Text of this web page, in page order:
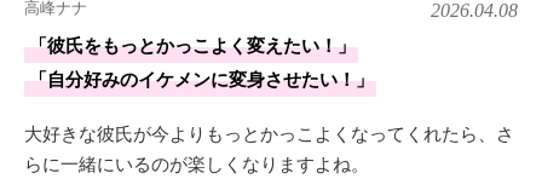
高峰ナナ 2026.04.08
「彼氏をもっとかっこよく変えたい！」
「自分好みのイケメンに変身させたい！」
大好きな彼氏が今よりもっとかっこよくなってくれたら、さ
らに一緒にいるのが楽しくなりますよね。